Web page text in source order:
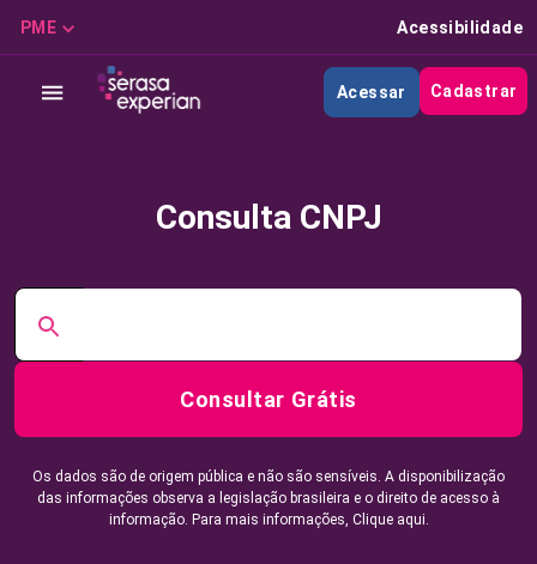
PME Acessibilidade
Acessar Cadastrar
Consulta CNPJ
Consultar Grátis
Os dados são de origem pública e não são sensíveis. A disponibilização
das informações observa a legislação brasileira e o direito de acesso à
informação. Para mais informações, Clique aqui.